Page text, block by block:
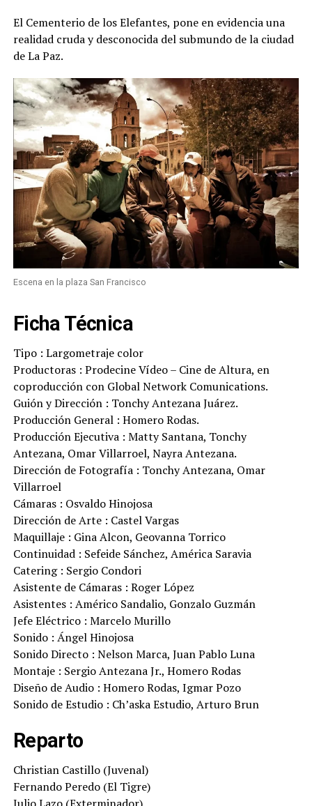
El Cementerio de los Elefantes, pone en evidencia una
realidad cruda y desconocida del submundo de la ciudad
de La Paz.
Escena en la plaza San Francisco
Ficha Técnica
Tipo : Largometraje color
Productoras : Prodecine Vídeo – Cine de Altura, en
coproducción con Global Network Comunications.
Guión y Dirección : Tonchy Antezana Juárez.
Producción General : Homero Rodas.
Producción Ejecutiva : Matty Santana, Tonchy
Antezana, Omar Villarroel, Nayra Antezana.
Dirección de Fotografía : Tonchy Antezana, Omar
Villarroel
Cámaras : Osvaldo Hinojosa
Dirección de Arte : Castel Vargas
Maquillaje : Gina Alcon, Geovanna Torrico
Continuidad : Sefeide Sánchez, América Saravia
Catering : Sergio Condori
Asistente de Cámaras : Roger López
Asistentes : Américo Sandalio, Gonzalo Guzmán
Jefe Eléctrico : Marcelo Murillo
Sonido : Ángel Hinojosa
Sonido Directo : Nelson Marca, Juan Pablo Luna
Montaje : Sergio Antezana Jr., Homero Rodas
Diseño de Audio : Homero Rodas, Igmar Pozo
Sonido de Estudio : Ch’aska Estudio, Arturo Brun
Reparto
Christian Castillo (Juvenal)
Fernando Peredo (El Tigre)